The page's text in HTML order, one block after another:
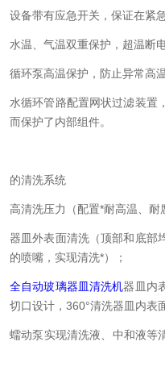
设备带有应急开关，保
水温、气温双重保护，超
循环泵高温保护，防止异
水循环管路配置网状过滤装置
而保护了内部组件。
的清洗系统
高清洗压力（配置*耐高
器皿外表面清洗（顶部和底部
的喷嘴，实现清洗*）；
全自动玻璃器皿清洗机器皿内
切口设计，360°清洗器皿内表
蠕动泵实现清洗液、中和液